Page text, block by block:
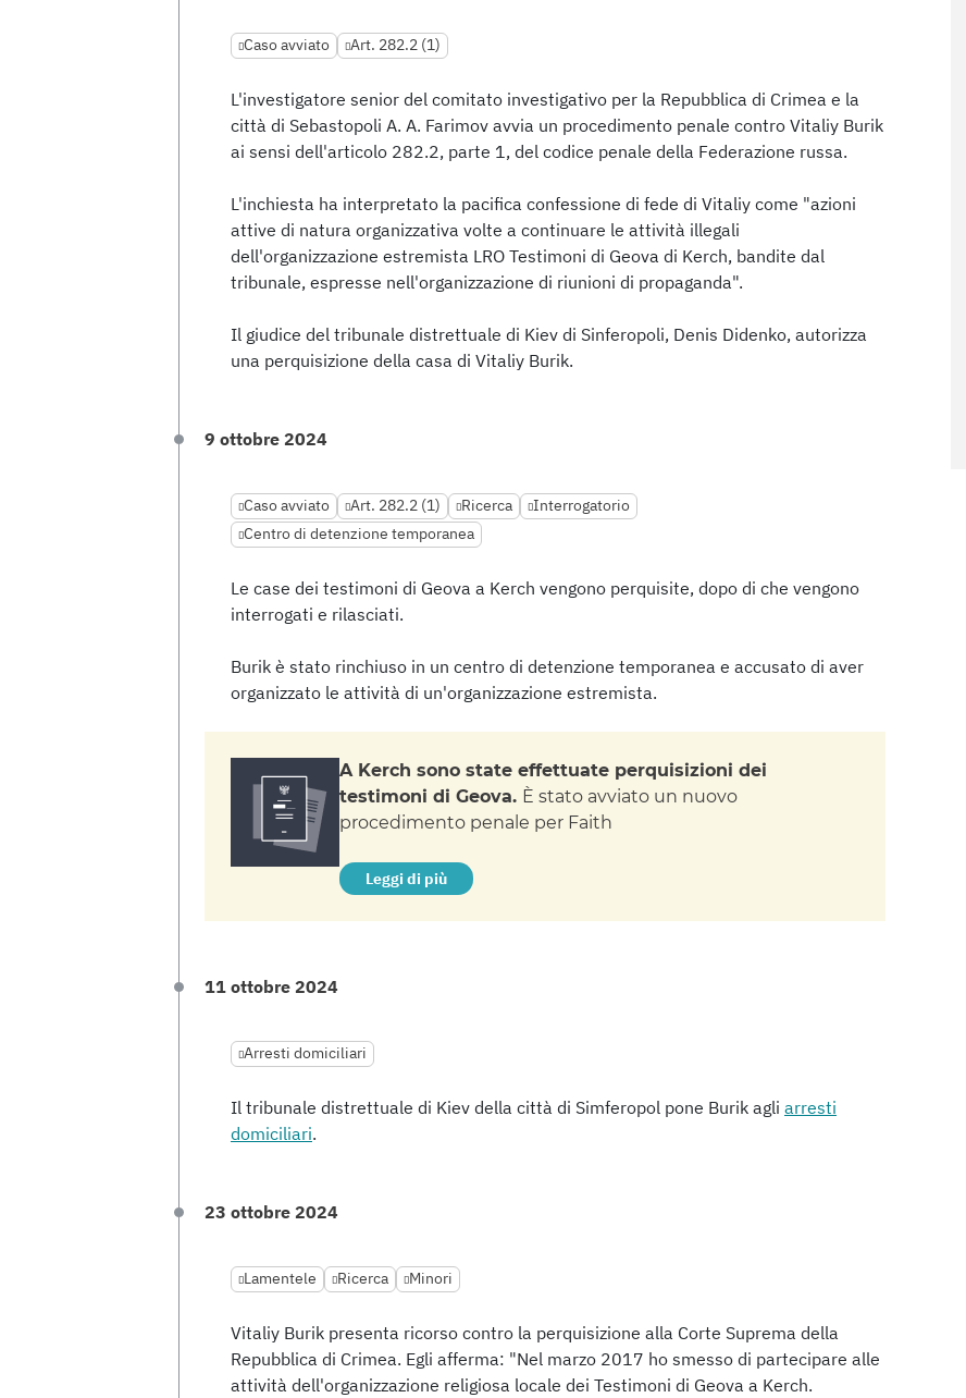
Caso avviato Art. 282.2 (1)
L'investigatore senior del comitato investigativo per la Repubblica di Crimea e la
città di Sebastopoli A. A. Farimov avvia un procedimento penale contro Vitaliy Burik
ai sensi dell'articolo 282.2, parte 1, del codice penale della Federazione russa.
L'inchiesta ha interpretato la pacifica confessione di fede di Vitaliy come "azioni
attive di natura organizzativa volte a continuare le attività illegali
dell'organizzazione estremista LRO Testimoni di Geova di Kerch, bandite dal
tribunale, espresse nell'organizzazione di riunioni di propaganda".
Il giudice del tribunale distrettuale di Kiev di Sinferopoli, Denis Didenko, autorizza
una perquisizione della casa di Vitaliy Burik.
9 ottobre 2024
Caso avviato Art. 282.2 (1) Ricerca
Interrogatorio
Centro di detenzione temporanea
Le case dei testimoni di Geova a Kerch vengono perquisite, dopo di che vengono
interrogati e rilasciati.
Burik è stato rinchiuso in un centro di detenzione temporanea e accusato di aver
organizzato le attività di un'organizzazione estremista.
A Kerch sono state effettuate perquisizioni dei
testimoni di Geova. È stato avviato un nuovo
procedimento penale per Faith
Leggi di più
11 ottobre 2024
Arresti domiciliari
Il tribunale distrettuale di Kiev della città di Simferopol pone Burik agli arresti
domiciliari.
23 ottobre 2024
Lamentele Ricerca Minori
Vitaliy Burik presenta ricorso contro la perquisizione alla Corte Suprema della
Repubblica di Crimea. Egli afferma: "Nel marzo 2017 ho smesso di partecipare alle
attività dell'organizzazione religiosa locale dei Testimoni di Geova a Kerch.